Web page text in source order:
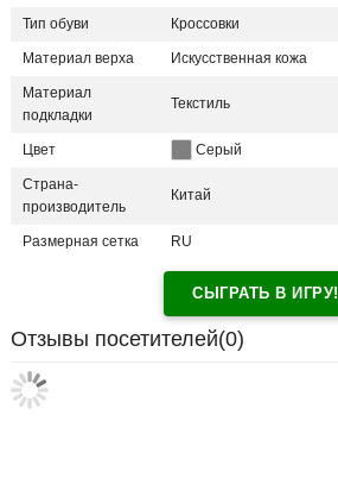
Тип обуви Кроссовки
Материал верха Искусственная кожа
Материал
подкладки
Текстиль
Цвет Серый
Страна-
производитель
Китай
Размерная сетка RU
СЫГРАТЬ В ИГРУ!
Отзывы посетителей(0)